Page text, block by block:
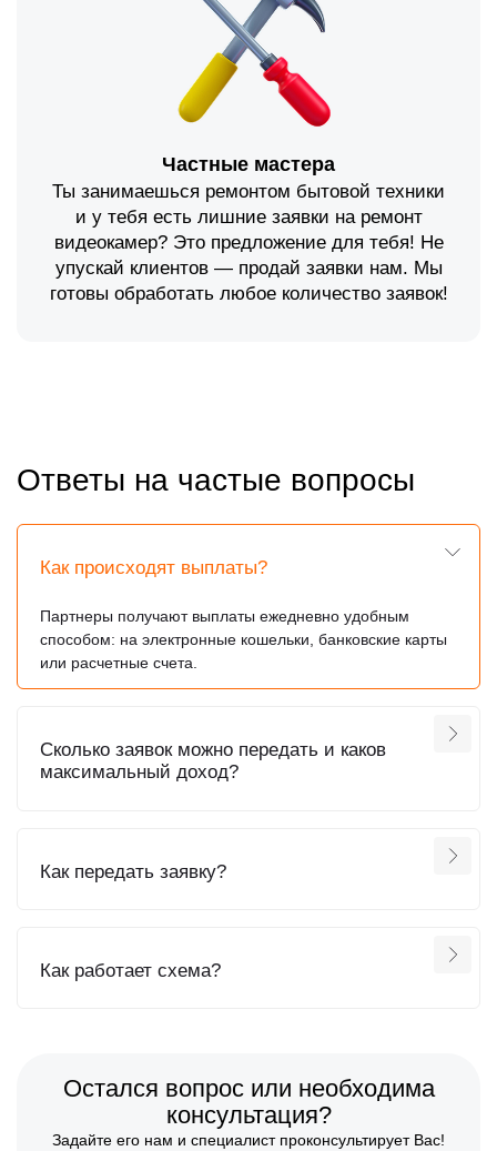
Частные мастера
Ты занимаешься ремонтом бытовой техники
и у тебя есть лишние заявки на ремонт
видеокамер? Это предложение для тебя! Не
упускай клиентов — продай заявки нам. Мы
готовы обработать любое количество заявок!
Ответы на частые вопросы
Как происходят выплаты?
Партнеры получают выплаты ежедневно удобным
способом: на электронные кошельки, банковские карты
или расчетные счета.
Сколько заявок можно передать и каков
максимальный доход?
Как передать заявку?
Как работает схема?
Остался вопрос или необходима
консультация?
Задайте его нам и специалист проконсультирует Вас!